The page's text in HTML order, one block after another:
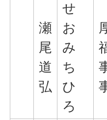
瀬
尾
道
弘
せ
お
み
ち
ひ
ろ